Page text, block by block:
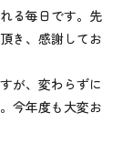
る毎日です。先
き、感謝してお
が、変わらずに
今年度も大変お